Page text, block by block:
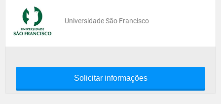
Universidade São Francisco
Solicitar informações